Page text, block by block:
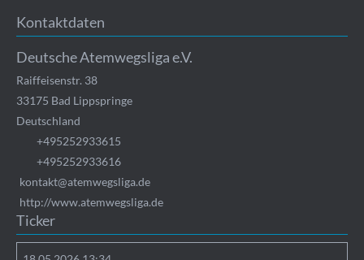
Kontaktdaten
Deutsche Atemwegsliga e.V.
Raiffeisenstr. 38
33175 Bad Lippspringe
Deutschland
+495252933615
+495252933616
kontakt@atemwegsliga.de
http://www.atemwegsliga.de
Ticker